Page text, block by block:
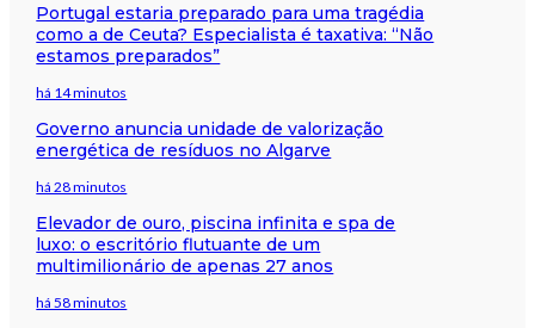
Portugal estaria preparado para uma tragédia
como a de Ceuta? Especialista é taxativa: “Não
estamos preparados”
há 14 minutos
Governo anuncia unidade de valorização
energética de resíduos no Algarve
há 28 minutos
Elevador de ouro, piscina infinita e spa de
luxo: o escritório flutuante de um
multimilionário de apenas 27 anos
há 58 minutos